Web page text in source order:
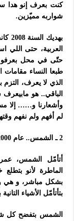
كنت بعرف إنو هدا
شواربه مميّزين.
العربية، حتى اللي
حتّى في محل بعرفو
الذي لا يعرف،
الباقي.. هو مابيعرف
وأشعارنا و…… إلا
لم أفهم ولم نفهم
2 ـ الشمس.. عام 2000
أتأمّل الشمس،
الماطرة لأنو
بشكل مباشر، و هي
بتأتأمّل الأشياء
الشمس بتفضح كل